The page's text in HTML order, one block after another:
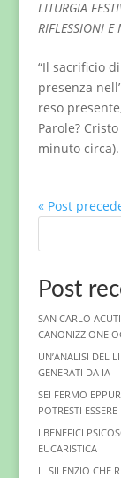
LITURGIA
RIFLESSIONI E
“Il sacrificio
presenza
reso
Parole?
minuto
« Post
Post
SAN CARLO
CANONIZZIONE
UN’ANALISI DEL
GENERATI DA IA
SEI FERMO
POTRESTI
I BENEFICI
EUCARISTICA
IL SILENZIO CHE